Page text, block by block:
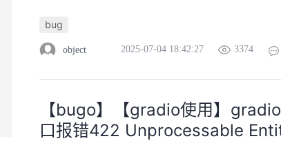
bug
object 2025-07-04 18:42:27 3374
【bugo】【gradio使用】
口报错422 Unprocessable